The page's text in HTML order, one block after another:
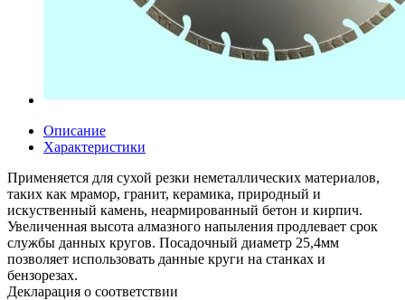
Описание
Характеристики
Применяется для сухой резки неметаллических материалов,
таких как мрамор, гранит, керамика, природный и
искуственный камень, неармированный бетон и кирпич.
Увеличенная высота алмазного напыления продлевает срок
службы данных кругов. Посадочный диаметр 25,4мм
позволяет использовать данные круги на станках и
бензорезах.
Декларация о соответствии